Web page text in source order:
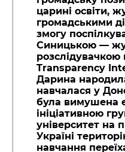
царині освіти,
громадськими
змогу
Синицькою —
розслідувачкою
Transparency
Дарина
навчалася у
була вимушена
ініціативною
університет на
Україні
навчання